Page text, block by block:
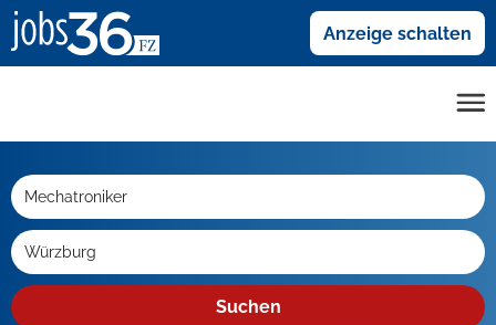
Anzeige schalten
Suchen